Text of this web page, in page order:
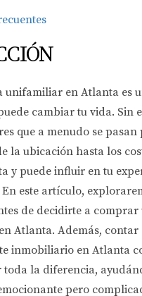
unifamiliar en Atlanta es
cambiar tu vida. Sin
que a menudo se
la ubicación hasta los
y puede influir en tu
este artículo,
de decidirte a comprar
Atlanta. Además, contar
inmobiliario en Atlanta
toda la diferencia,
pero